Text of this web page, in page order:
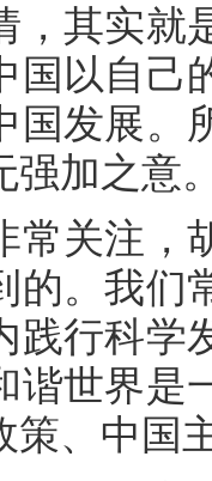
，其实就
国以自己
国发展。
强加之意
关注，
的。我们
践行科学
谐世界是
策、中国